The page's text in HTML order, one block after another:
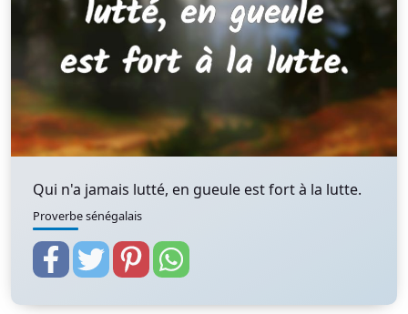
Qui n'a jamais lutté, en gueule est fort à la lutte.
Proverbe sénégalais